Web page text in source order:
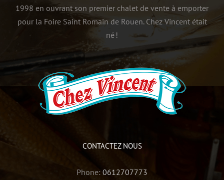
1998 en ouvrant son premier chalet de vente à emporter
pour la Foire Saint Romain de Rouen. Chez Vincent était
né !
CONTACTEZ NOUS
Phone: 0612707773